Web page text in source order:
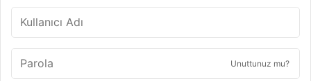
Unuttunuz mu?